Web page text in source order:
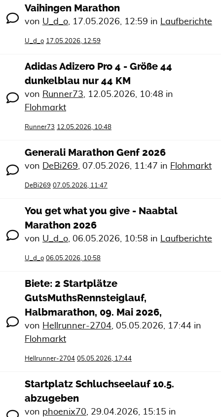
Vaihingen Marathon
von U_d_o, 17.05.2026, 12:59 in Laufberichte
U_d_o 17.05.2026, 12:59
Adidas Adizero Pro 4 - Größe 44
dunkelblau nur 44 KM
von Runner73, 12.05.2026, 10:48 in
Flohmarkt
Runner73 12.05.2026, 10:48
Generali Marathon Genf 2026
von DeBi269, 07.05.2026, 11:47 in Flohmarkt
DeBi269 07.05.2026, 11:47
You get what you give - Naabtal
Marathon 2026
von U_d_o, 06.05.2026, 10:58 in Laufberichte
U_d_o 06.05.2026, 10:58
Biete: 2 Startplätze
GutsMuthsRennsteiglauf,
Halbmarathon, 09. Mai 2026,
von Hellrunner-2704, 05.05.2026, 17:44 in
Flohmarkt
Hellrunner-2704 05.05.2026, 17:44
Startplatz Schluchseelauf 10.5.
abzugeben
von phoenix70, 29.04.2026, 15:15 in